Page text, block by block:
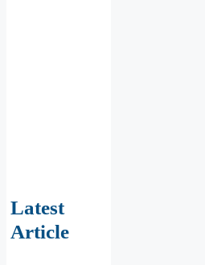
Latest
Article